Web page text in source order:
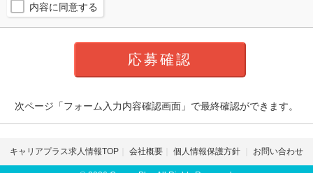
内容に同意する
次ページ「フォーム入力内容確認画面」で最終確認ができます。
キャリアプラス求人情報TOP 会社概要 個人情報保護方針 お問い合わせ